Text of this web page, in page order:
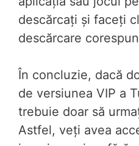
descărcați și faceți
descărcare
În concluzie, dacă
de versiunea VIP a
trebuie doar să
Astfel, veți avea